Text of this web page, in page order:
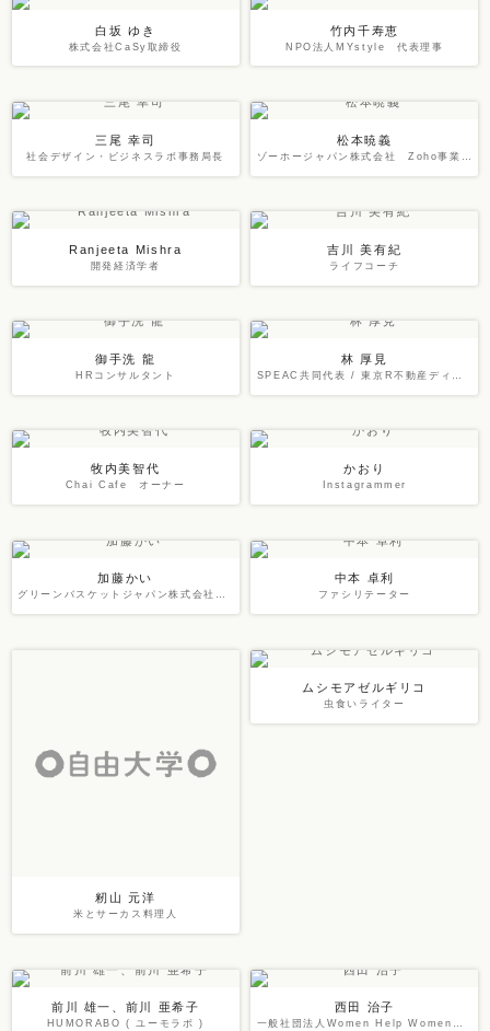
白坂 ゆき
株式会社CaSy取締役
竹内千寿恵
NPO法人MYstyle 代表理事
三尾 幸司
社会デザイン・ビジネスラボ事務局長
松本暁義
Ranjeeta Mishra
開発経済学者
吉川 美有紀
ライフコーチ
御手洗 龍
HRコンサルタント
林 厚見
SPEAC共同代表 / 東京R不動産ディレクター
牧内美智代
Chai Cafe オーナー
かおり
Instagrammer
加藤かい
グリーンバスケットジャパン株式会社代表
中本 卓利
ファシリテーター
籾山 元洋
米とサーカス料理人
ムシモアゼルギリコ
虫食いライター
前川 雄一、前川 亜希子
HUMORABO ( ユーモラボ )
西田 治子
一般社団法人Women Help Women代表理事